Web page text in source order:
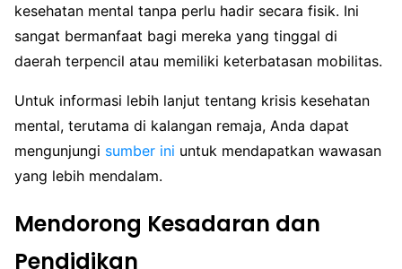
kesehatan mental tanpa perlu hadir secara fisik. Ini
sangat bermanfaat bagi mereka yang tinggal di
daerah terpencil atau memiliki keterbatasan mobilitas.
Untuk informasi lebih lanjut tentang krisis kesehatan
mental, terutama di kalangan remaja, Anda dapat
mengunjungi sumber ini untuk mendapatkan wawasan
yang lebih mendalam.
Mendorong Kesadaran dan
Pendidikan